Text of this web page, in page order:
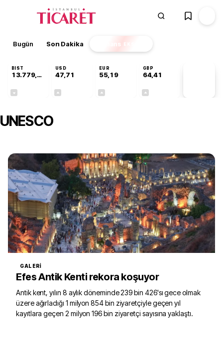
Bugün Son Dakika Finans EKSTRA
BIST
13.779,39
USD
47,71
EUR
55,19
GBP
64,41
UNESCO
GALERI
Efes Antik Kenti rekora koşuyor
Antik kent, yılın 8 aylık döneminde 239 bin 426'sı gece olmak
üzere ağırladığı 1 milyon 854 bin ziyaretçiyle geçen yıl
kayıtlara geçen 2 milyon 196 bin ziyaretçi sayısına yaklaştı.